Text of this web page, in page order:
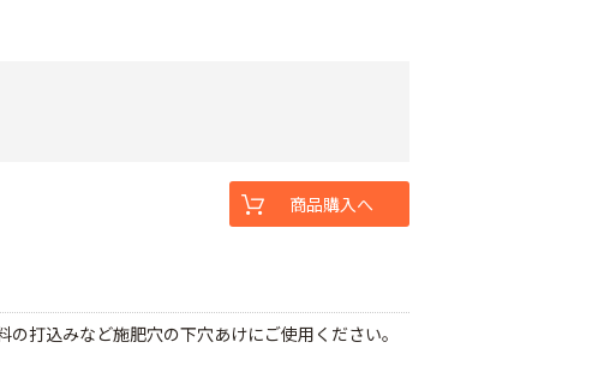
打込みなど施肥穴の下穴あけにご使用ください。
商品購入へ